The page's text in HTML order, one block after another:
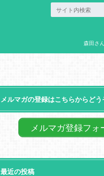
森田さ
メルマガの登録はこちらからどう
メルマガ登録フォ
最近の投稿